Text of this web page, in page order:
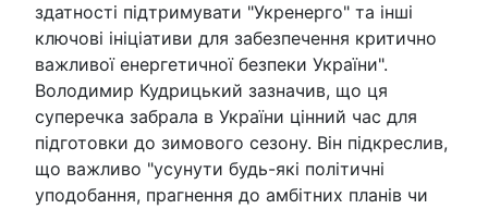
здатності підтримувати "Укренерго" та інші
ключові ініціативи для забезпечення критично
важливої енергетичної безпеки України".
Володимир Кудрицький зазначив, що ця
суперечка забрала в України цінний час для
підготовки до зимового сезону. Він підкреслив,
що важливо "усунути будь-які політичні
уподобання, прагнення до амбітних планів чи